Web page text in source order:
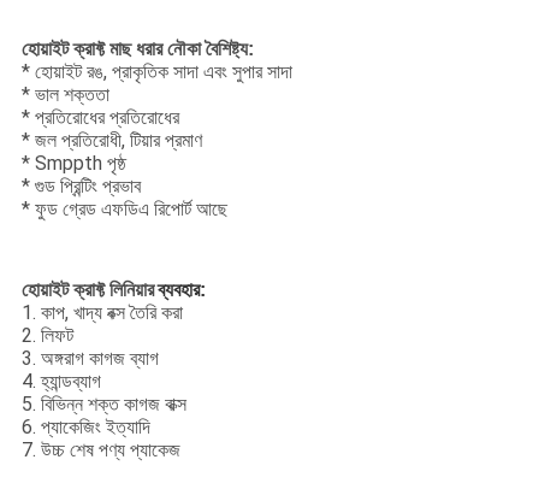
হোয়াইট ক্রাফ্ট মাছ ধরার নৌকা বৈশিষ্ট্য:
* হোয়াইট রঙ, প্রাকৃতিক সাদা এবং সুপার সাদা
* ভাল শক্ততা
* প্রতিরোধের প্রতিরোধের
* জল প্রতিরোধী, টিয়ার প্রমাণ
* Smppth পৃষ্ঠ
* গুড প্রিন্টিং প্রভাব
* ফুড গ্রেড এফডিএ রিপোর্ট আছে
হোয়াইট ক্রাফ্ট লিনিয়ারব্যবহার:
1. কাপ, খাদ্য বক্স তৈরি করা
2. লিফট
3. অঙ্গরাগ কাগজ ব্যাগ
4. হ্যান্ডব্যাগ
5. বিভিন্ন শক্ত কাগজ বাক্স
6. প্যাকেজিং ইত্যাদি
7. উচ্চ শেষ পণ্য প্যাকেজ